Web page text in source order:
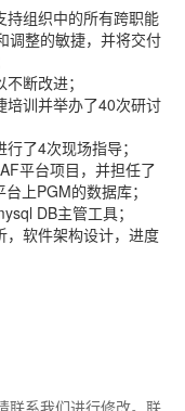
持组织中的所有跨职能
调整的敏捷，并将交付
断改进；
培训并举办了40次研讨
了4次现场指导；
平台项目，并担任了
上PGM的数据库；
DB主管工具；
，软件架构设计，进度
联系我们进行修改。联